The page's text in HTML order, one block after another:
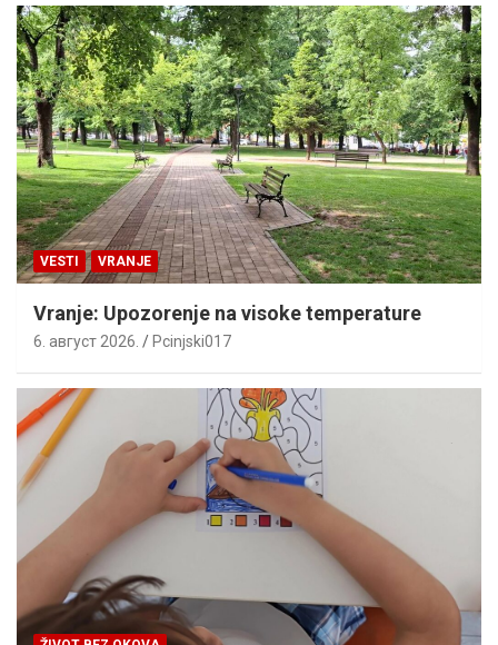
VESTI VRANJE
Vranje: Upozorenje na visoke temperature
6. август 2026. Pcinjski017